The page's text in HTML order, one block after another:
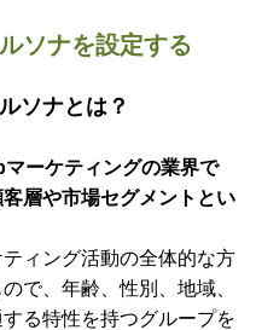
ソナを設定する
ソナとは？
マーケティングの業界で
層や市場セグメントとい
ィング活動の全体的な方
で、年齢、性別、地域、
る特性を持つグループを